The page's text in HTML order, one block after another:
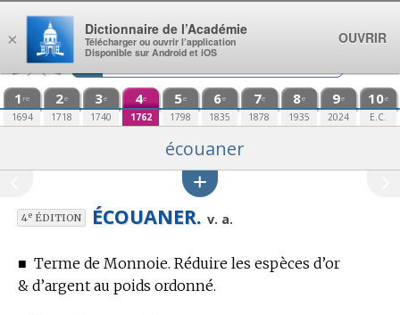
Aller au contenu
1 re
1694
2e
1718
3e
1740
4e
1762
5e
1798
6e
1835
7e
1878
8e
1935
9e
2024
10e
E.C.
écouaner
4eÉDITION ÉCOUANER. v. a.
■ Terme de Monnoie. Réduire les espèces d’or
& d’argent au poids ordonné.
×
Dictionnaire de l’Académie
Télécharger ou ouvrir l’application
Disponible sur Android et iOS
OUVRIR